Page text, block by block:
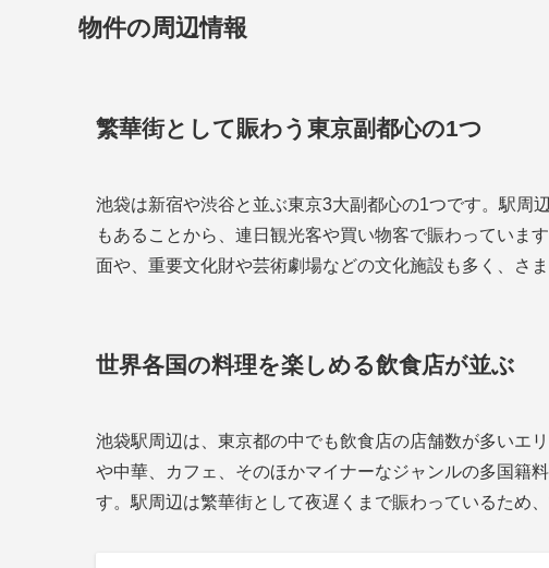
物件の周辺情報
繁華街として賑わう東京副都心の1つ
池袋は新宿や渋谷と並ぶ東京3大副都心の1つです。駅周
もあることから、連日観光客や買い物客で賑わっていま
面や、重要文化財や芸術劇場などの文化施設も多く、さ
世界各国の料理を楽しめる飲食店が並ぶ
池袋駅周辺は、東京都の中でも飲食店の店舗数が多いエ
や中華、カフェ、そのほかマイナーなジャンルの多国籍
す。駅周辺は繁華街として夜遅くまで賑わっているため